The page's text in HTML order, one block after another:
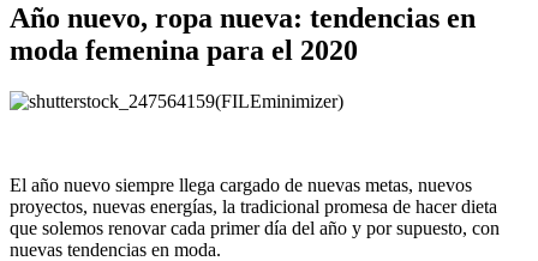
Año nuevo, ropa nueva: tendencias en
moda femenina para el 2020
El año nuevo siempre llega cargado de nuevas metas, nuevos
proyectos, nuevas energías, la tradicional promesa de hacer dieta
que solemos renovar cada primer día del año y por supuesto, con
nuevas tendencias en moda.